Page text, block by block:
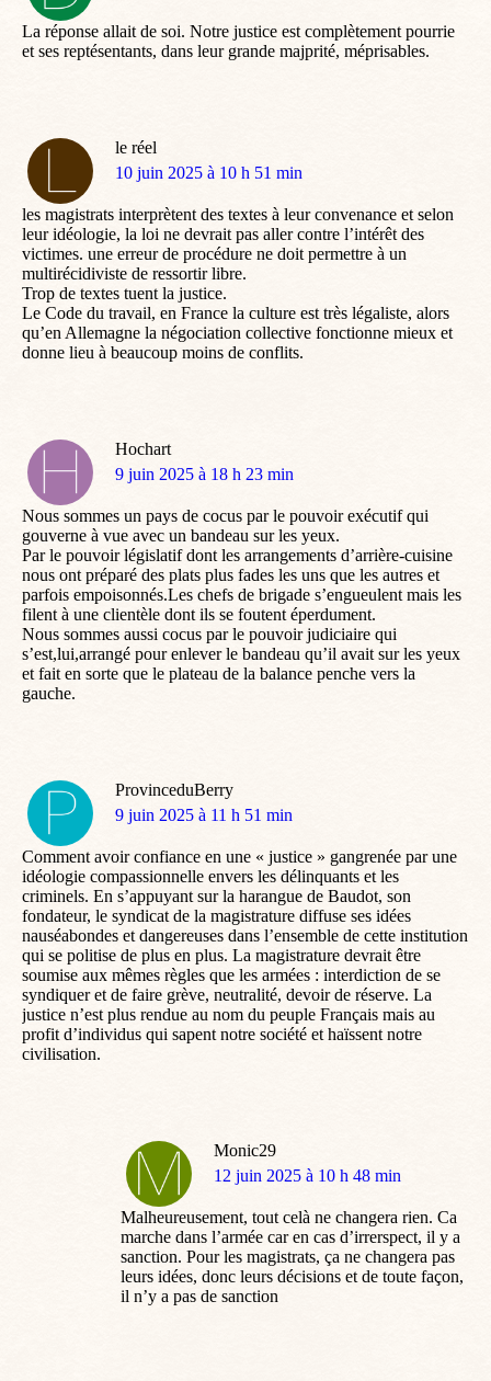
La réponse allait de soi. Notre justice est complètement pourrie
et ses reptésentants, dans leur grande majprité, méprisables.
le réel
dit
10 juin 2025 à 10 h 51 min
les magistrats interprètent des textes à leur convenance et selon
leur idéologie, la loi ne devrait pas aller contre l’intérêt des
victimes. une erreur de procédure ne doit permettre à un
multirécidiviste de ressortir libre.
Trop de textes tuent la justice.
Le Code du travail, en France la culture est très légaliste, alors
qu’en Allemagne la négociation collective fonctionne mieux et
donne lieu à beaucoup moins de conflits.
Hochart
dit
9 juin 2025 à 18 h 23 min
Nous sommes un pays de cocus par le pouvoir exécutif qui
gouverne à vue avec un bandeau sur les yeux.
Par le pouvoir législatif dont les arrangements d’arrière-cuisine
nous ont préparé des plats plus fades les uns que les autres et
parfois empoisonnés.Les chefs de brigade s’engueulent mais les
filent à une clientèle dont ils se foutent éperdument.
Nous sommes aussi cocus par le pouvoir judiciaire qui
s’est,lui,arrangé pour enlever le bandeau qu’il avait sur les yeux
et fait en sorte que le plateau de la balance penche vers la
gauche.
ProvinceduBerry
dit
9 juin 2025 à 11 h 51 min
Comment avoir confiance en une « justice » gangrenée par une
idéologie compassionnelle envers les délinquants et les
criminels. En s’appuyant sur la harangue de Baudot, son
fondateur, le syndicat de la magistrature diffuse ses idées
nauséabondes et dangereuses dans l’ensemble de cette institution
qui se politise de plus en plus. La magistrature devrait être
soumise aux mêmes règles que les armées : interdiction de se
syndiquer et de faire grève, neutralité, devoir de réserve. La
justice n’est plus rendue au nom du peuple Français mais au
profit d’individus qui sapent notre société et haïssent notre
civilisation.
Monic29
dit
12 juin 2025 à 10 h 48 min
Malheureusement, tout celà ne changera rien. Ca
marche dans l’armée car en cas d’irrerspect, il y a
sanction. Pour les magistrats, ça ne changera pas
leurs idées, donc leurs décisions et de toute façon,
il n’y a pas de sanction